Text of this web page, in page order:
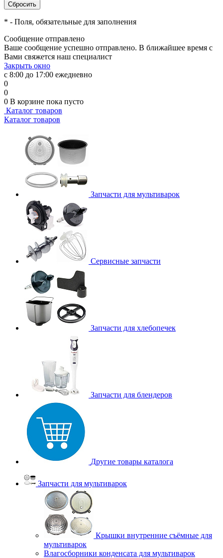
* - Поля, обязательные для заполнения
Сообщение отправлено
Ваше сообщение успешно отправлено. В ближайшее время с
Вами свяжется наш специалист
Закрыть окно
с 8:00 до 17:00 ежедневно
0
0
0 В корзине пока пусто
Каталог товаров
Каталог товаров
Запчасти для мультиварок
Сервисные запчасти
Запчасти для хлебопечек
Запчасти для блендеров
Другие товары каталога
Запчасти для мультиварок
Крышки внутренние съёмные для
мультиварок
Влагосборники конденсата для мультиварок